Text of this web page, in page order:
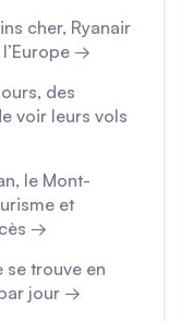
cher, Ryanair
→
des
voir leurs vols
le Mont-
et
→
se trouve en
jour →